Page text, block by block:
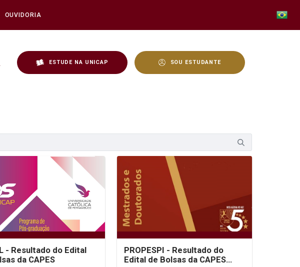
OUVIDORIA
ESTUDE NA UNICAP SOU ESTUDANTE
- Resultado do Edital
da CAPES
PROPESPI - Resultado do
Edital de Bolsas da CAPES